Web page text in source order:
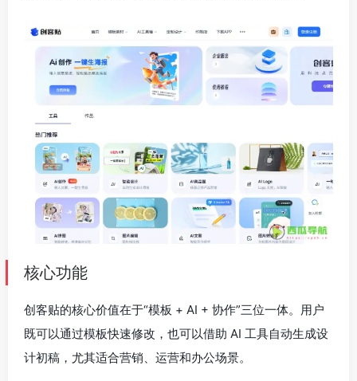
核心功能
创客贴的核心价值在于“模板 + AI + 协作”三位一体。用户
既可以通过模板快速修改，也可以借助 AI 工具自动生成设
计初稿，尤其适合营销、运营和办公场景。